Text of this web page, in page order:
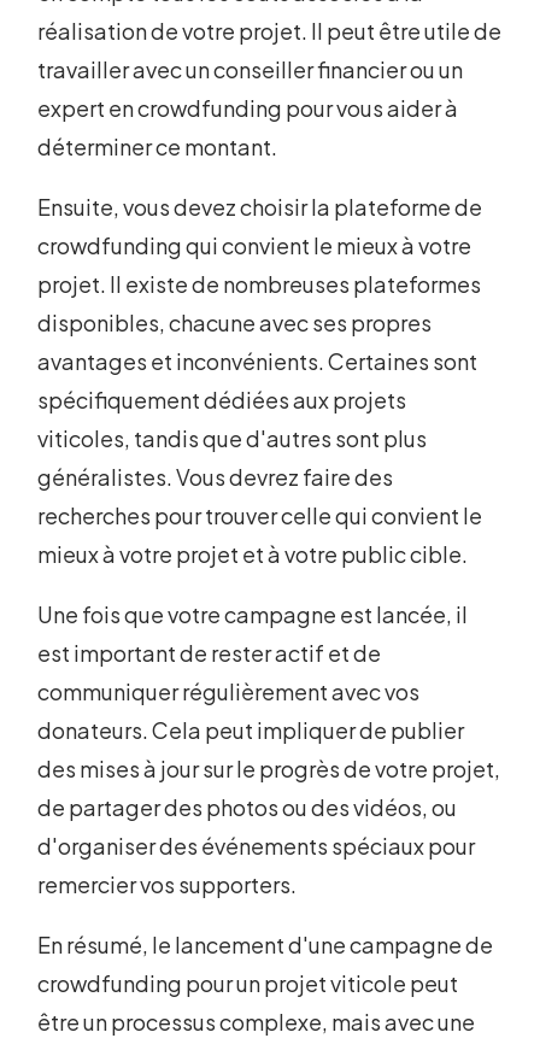
réalisation de votre projet. Il peut être utile de
travailler avec un conseiller financier ou un
expert en crowdfunding pour vous aider à
déterminer ce montant.
Ensuite, vous devez choisir la plateforme de
crowdfunding qui convient le mieux à votre
projet. Il existe de nombreuses plateformes
disponibles, chacune avec ses propres
avantages et inconvénients. Certaines sont
spécifiquement dédiées aux projets
viticoles, tandis que d'autres sont plus
généralistes. Vous devrez faire des
recherches pour trouver celle qui convient le
mieux à votre projet et à votre public cible.
Une fois que votre campagne est lancée, il
est important de rester actif et de
communiquer régulièrement avec vos
donateurs. Cela peut impliquer de publier
des mises à jour sur le progrès de votre projet,
de partager des photos ou des vidéos, ou
d'organiser des événements spéciaux pour
remercier vos supporters.
En résumé, le lancement d'une campagne de
crowdfunding pour un projet viticole peut
être un processus complexe, mais avec une